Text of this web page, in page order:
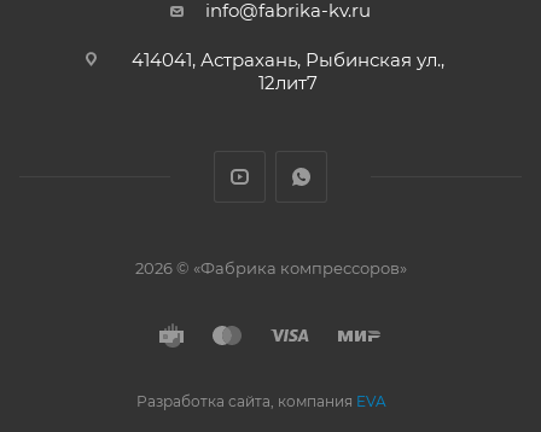
info@fabrika-kv.ru
414041, Астрахань, Рыбинская ул.,
12лит7
2026 © «Фабрика компрессоров»
Разработка сайта, компания EVA